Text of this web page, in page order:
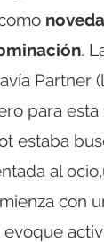
.
Partner
para esta
estaba
al
con